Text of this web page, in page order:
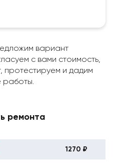
вариант
с вами стоимость,
протестируем и дадим
ремонта
1270 ₽